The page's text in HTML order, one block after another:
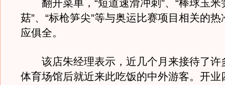
翻开菜单，“短道速滑冲刺”、“棒球玉米
菇”、“标枪笋尖”等与奥运比赛项目相关的
应俱全。
该店朱经理表示，近几个月来接待了许
体育场馆后就近来此吃饭的中外游客。开业